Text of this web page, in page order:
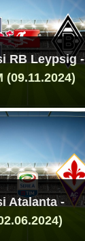
RB Leypsig -
Atalanta -